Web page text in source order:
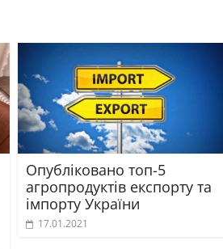
Опубліковано топ-5
агропродуктів експорту та
імпорту України
17.01.2021